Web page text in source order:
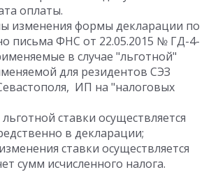
оплаты.
изменения формы декларации по
письма ФНС от 22.05.2015 № ГД-4-
в случае "льготной"
для резидентов СЭЗ
ИП на "налоговых
ставки осуществляется
в декларации;
ставки осуществляется
сумм исчисленного налога.